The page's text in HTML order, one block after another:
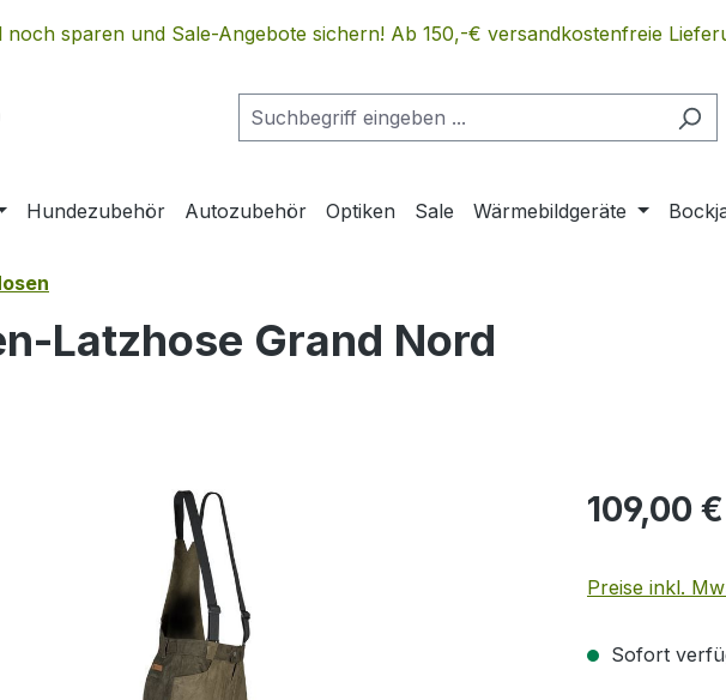
noch sparen und Sale-Angebote sichern! Ab 150,-€ versandkostenfreie
Hundezubehör Autozubehör Optiken Sale Wärmebildgeräte
Latzhose Grand Nord
Regulärer Preis:
109,00 €
Preise inkl.
Sofort